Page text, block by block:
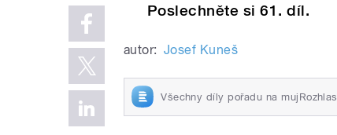
Poslechněte si 61. díl.
autor: Josef Kuneš
Všechny díly pořadu na mujRozhlas